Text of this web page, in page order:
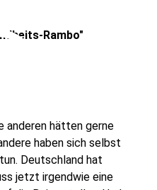
Rambo"
anderen hätten gerne
haben sich selbst
Deutschland hat
jetzt irgendwie eine